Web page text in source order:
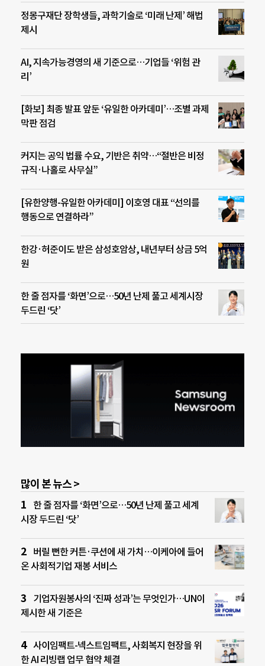
정몽구재단 장학생들, 과학기술로 ‘미래 난제’ 해법
제시
AI, 지속가능경영의 새 기준으로…기업들 ‘위험 관
리’
[화보] 최종 발표 앞둔 ‘유일한 아카데미’…조별 과제
막판 점검
커지는 공익 법률 수요, 기반은 취약…“절반은 비정
규직·나홀로 사무실”
[유한양행-유일한 아카데미] 이호영 대표 “선의를
행동으로 연결하라”
한강·허준이도 받은 삼성호암상, 내년부터 상금 5억
원
한 줄 점자를 ‘화면’으로…50년 난제 풀고 세계시장
두드린 ‘닷’
많이 본 뉴스 >
한 줄 점자를 ‘화면’으로…50년 난제 풀고 세계
시장 두드린 ‘닷’
버릴 뻔한 커튼·쿠션에 새 가치…이케아에 들어
온 사회적기업 재봉 서비스
기업자원봉사의 ‘진짜 성과’는 무엇인가…UN이
제시한 새 기준은
사이임팩트-넥스트임팩트, 사회복지 현장을 위
한 AI 리빙랩 업무 협약 체결